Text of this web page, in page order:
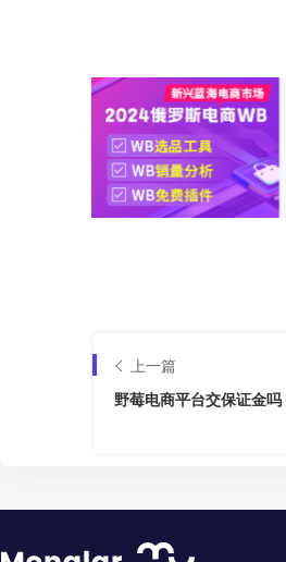
上一篇
野莓电商平台交保证金吗